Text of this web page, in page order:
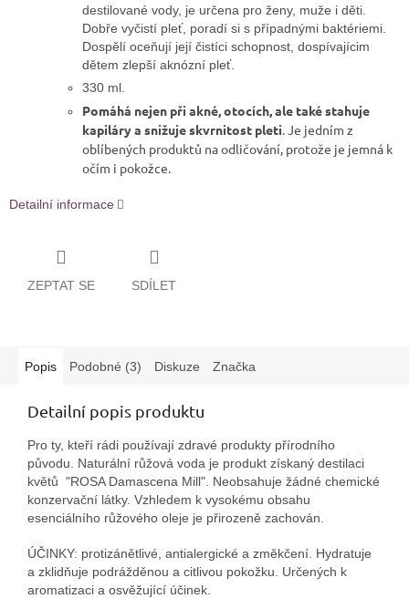
destilované vody, je určena pro ženy, muže i děti.
Dobře vyčistí pleť, poradí si s případnými baktériemi.
Dospělí oceňují její čistíci schopnost, dospívajícim
dětem zlepší aknózní pleť.
330 ml.
Pomáhá nejen při akné, otocích, ale také stahuje
kapiláry a snižuje skvrnitost pleti. Je jedním z
oblíbených produktů na odličování, protože je jemná k
očím i pokožce.
Detailní informace
ZEPTAT SE SDÍLET
Popis Podobné (3) Diskuze Značka
Detailní popis produktu
Pro ty, kteří rádi používají zdravé produkty přírodního
původu. Naturální růžová voda je produkt získaný destilaci
květů "ROSA Damascena Mill". Neobsahuje žádné chemické
konzervační látky. Vzhledem k vysokému obsahu
esenciálního růžového oleje je přirozeně zachován.
ÚČINKY: protizánětlivé, antialergické a změkčení. Hydratuje
a zklidňuje podrážděnou a citlivou pokožku. Určených k
aromatizaci a osvěžující účinek.